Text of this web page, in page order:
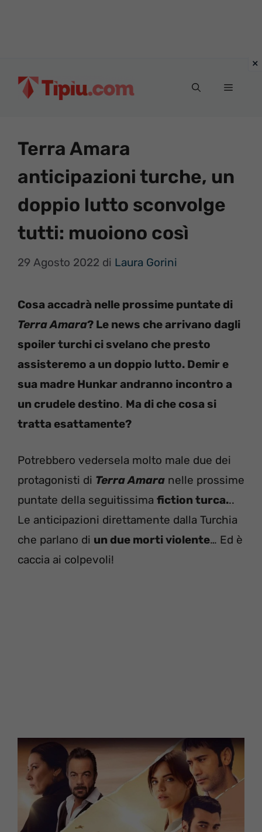
Menu
Terra Amara
anticipazioni turche, un
doppio lutto sconvolge
tutti: muoiono così
29 Agosto 2022 di Laura Gorini
Cosa accadrà nelle prossime puntate di
Terra Amara? Le news che arrivano dagli
spoiler turchi ci svelano che presto
assisteremo a un doppio lutto. Demir e
sua madre Hunkar andranno incontro a
un crudele destino. Ma di che cosa si
tratta esattamente?
Potrebbero vedersela molto male due dei
protagonisti di Terra Amara nelle prossime
puntate della seguitissima fiction turca...
Le anticipazioni direttamente dalla Turchia
che parlano di un due morti violente… Ed è
caccia ai colpevoli!